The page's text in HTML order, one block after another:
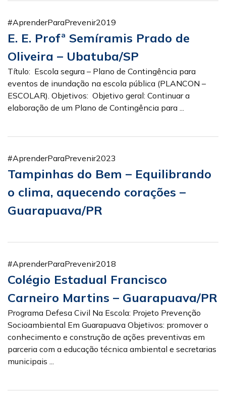
#AprenderParaPrevenir2019
E. E. Profª Semíramis Prado de
Oliveira – Ubatuba/SP
Título: Escola segura – Plano de Contingência para
eventos de inundação na escola pública (PLANCON –
ESCOLAR). Objetivos: Objetivo geral: Continuar a
elaboração de um Plano de Contingência para ...
#AprenderParaPrevenir2023
Tampinhas do Bem – Equilibrando
o clima, aquecendo corações –
Guarapuava/PR
#AprenderParaPrevenir2018
Colégio Estadual Francisco
Carneiro Martins – Guarapuava/PR
Programa Defesa Civil Na Escola: Projeto Prevenção
Socioambiental Em Guarapuava Objetivos: promover o
conhecimento e construção de ações preventivas em
parceria com a educação técnica ambiental e secretarias
municipais ...